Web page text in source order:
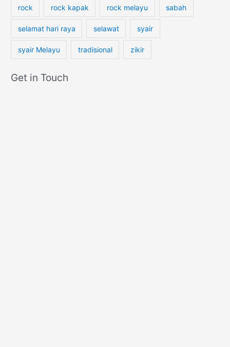
rock rock kapak rock melayu sabah
selamat hari raya selawat syair
syair Melayu tradisional zikir
Get in Touch